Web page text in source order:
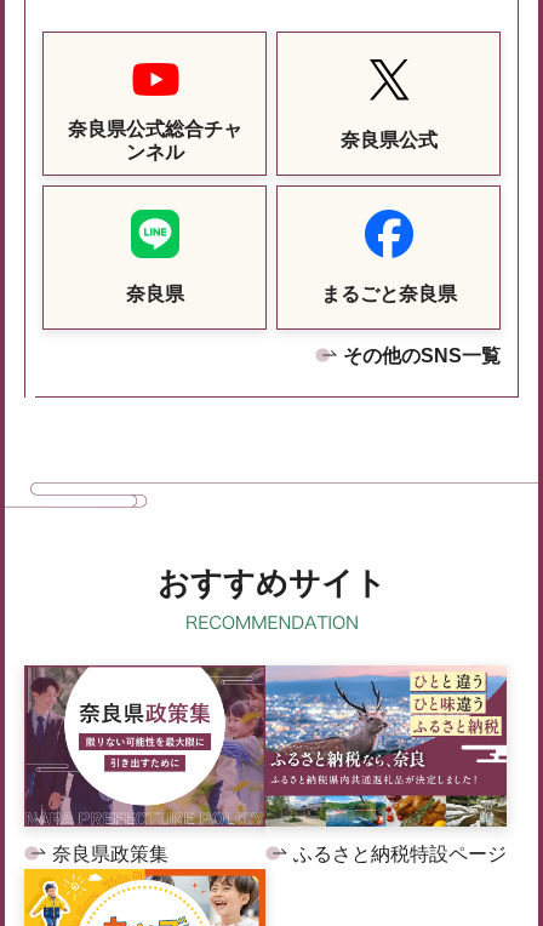
奈良県公式総合チャ
ンネル
奈良県公式
奈良県 まるごと奈良県
その他のSNS一覧
おすすめサイト
奈良県政策集 ふるさと納税特設ページ